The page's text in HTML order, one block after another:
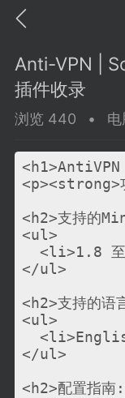
中文社区
教程
11-27 02:06
电脑端
Anti-VPN |
插件收录
浏览 440 • 电
<h1>AntiVPN
<p><strong>
<h2>支持的
<ul>
<li>1.8
</ul>
<h2>支持的
<ul>
</ul>
<h2>配置指